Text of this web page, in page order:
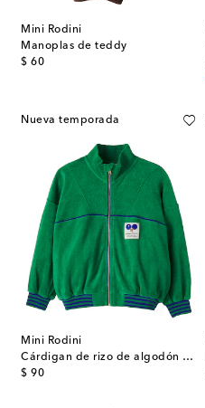
Mini Rodini
Manoplas de teddy
$ 60
original price
Nueva temporada
Mini Rodini
Cárdigan de rizo de algodón con parche
$ 90
original price